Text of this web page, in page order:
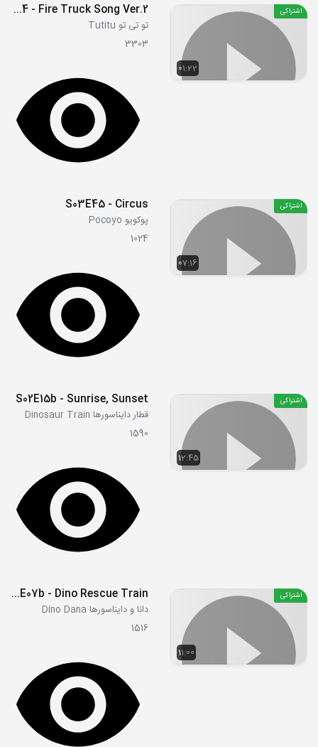
01:22
اشتراکی S04 - Fire Truck Song Ver.2
تو تی تو Tutitu
3303
07:16
اشتراکی S03E45 - Circus
پوکویو Pocoyo
1024
12:45
اشتراکی S02E15b - Sunrise, Sunset
قطار دایناسورها Dinosaur Train
1590
11:00
اشتراکی S1E07b - Dino Rescue Train
دانا و دایناسورها Dino Dana
1516